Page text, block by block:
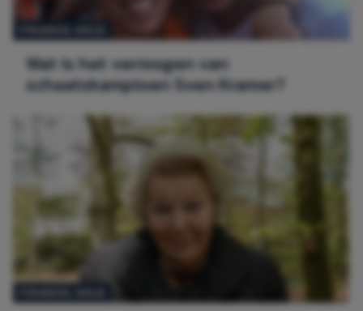
Wat is het vermogen van
schaatskampioen Sven Kramer?